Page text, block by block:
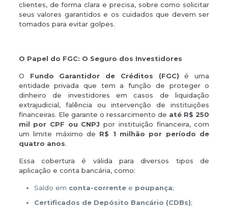
clientes, de forma clara e precisa, sobre como solicitar
seus valores garantidos e os cuidados que devem ser
tomados para evitar golpes.
O Papel do FGC: O Seguro dos Investidores
O Fundo Garantidor de Créditos (FGC) é uma
entidade privada que tem a função de proteger o
dinheiro de investidores em casos de liquidação
extrajudicial, falência ou intervenção de instituições
financeiras. Ele garante o ressarcimento de até R$ 250
mil por CPF ou CNPJ por instituição financeira, com
um limite máximo de R$ 1 milhão por período de
quatro anos.
Essa cobertura é válida para diversos tipos de
aplicação e conta bancária, como:
Saldo em conta-correntee poupança;
Certificados de Depósito Bancário (CDBs);